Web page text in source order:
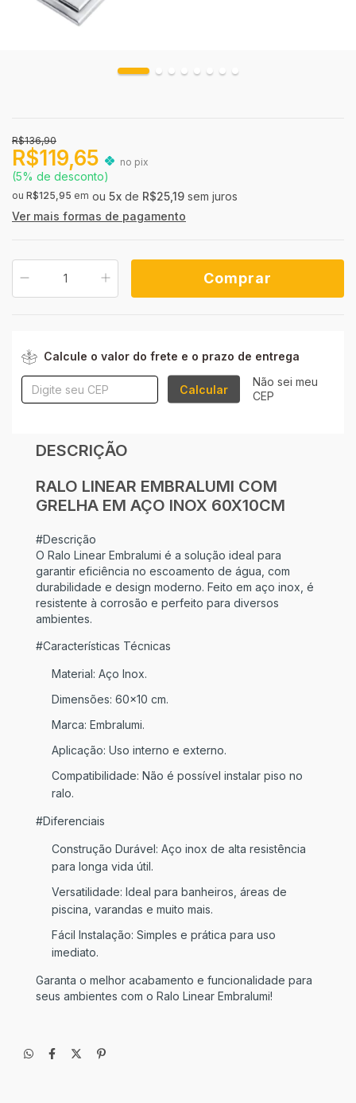
R$136,90
R$119,65 no pix
(5% de desconto)
ou R$125,95 em 5x de R$25,19 sem juros
Ver mais formas de pagamento
Calcule o valor do frete e o prazo de entrega
Calcular
Não sei meu
CEP
DESCRIÇÃO
RALO LINEAR EMBRALUMI COM
GRELHA EM AÇO INOX 60X10CM
#Descrição
O Ralo Linear Embralumi é a solução ideal para
garantir eficiência no escoamento de água, com
durabilidade e design moderno. Feito em aço inox, é
resistente à corrosão e perfeito para diversos
ambientes.
#Características Técnicas
Material: Aço Inox.
Dimensões: 60x10 cm.
Marca: Embralumi.
Aplicação: Uso interno e externo.
Compatibilidade: Não é possível instalar piso no
ralo.
#Diferenciais
Construção Durável: Aço inox de alta resistência
para longa vida útil.
Versatilidade: Ideal para banheiros, áreas de
piscina, varandas e muito mais.
Fácil Instalação: Simples e prática para uso
imediato.
Garanta o melhor acabamento e funcionalidade para
seus ambientes com o Ralo Linear Embralumi!